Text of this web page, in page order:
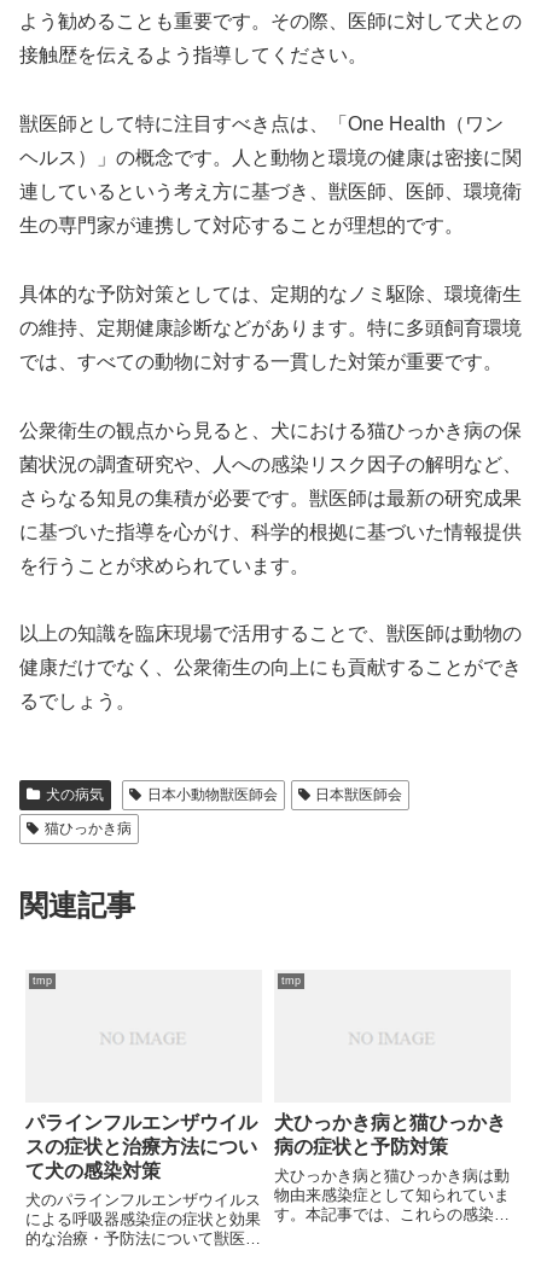
よう勧めることも重要です。その際、医師に対して犬との
接触歴を伝えるよう指導してください。
獣医師として特に注目すべき点は、「One Health（ワン
ヘルス）」の概念です。人と動物と環境の健康は密接に関
連しているという考え方に基づき、獣医師、医師、環境衛
生の専門家が連携して対応することが理想的です。
具体的な予防対策としては、定期的なノミ駆除、環境衛生
の維持、定期健康診断などがあります。特に多頭飼育環境
では、すべての動物に対する一貫した対策が重要です。
公衆衛生の観点から見ると、犬における猫ひっかき病の保
菌状況の調査研究や、人への感染リスク因子の解明など、
さらなる知見の集積が必要です。獣医師は最新の研究成果
に基づいた指導を心がけ、科学的根拠に基づいた情報提供
を行うことが求められています。
以上の知識を臨床現場で活用することで、獣医師は動物の
健康だけでなく、公衆衛生の向上にも貢献することができ
るでしょう。
犬の病気 日本小動物獣医師会
日本獣医師会
猫ひっかき病
関連記事
tmp
パラインフルエンザウイル
スの症状と治療方法につい
て犬の感染対策
犬のパラインフルエンザウイルス
による呼吸器感染症の症状と効果
的な治療・予防法について獣医学
tmp
犬ひっかき病と猫ひっかき
病の症状と予防対策
犬ひっかき病と猫ひっかき病は動
物由来感染症として知られていま
す。本記事では、これらの感染症